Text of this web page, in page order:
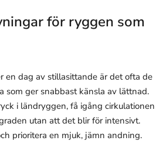
för ryggen som
en dag av stillasittande är det ofta de
som ger snabbast känsla av lättnad.
i ländryggen, få igång cirkulationen
utan att det blir för intensivt.
prioritera en mjuk, jämn andning.